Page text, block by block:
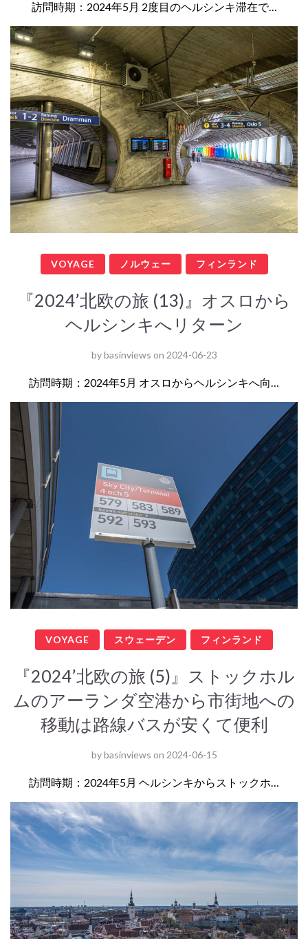
訪問時期：2024年5月 2度目のヘルシンキ滞在で…
VOYAGE ノルウェー フィンランド
『2024’北欧の旅 (13)』オスロから
ヘルシンキへリターン
bybasinviews on 2024-06-23
訪問時期：2024年5月 オスロからヘルシンキへ向…
VOYAGE スウェーデン フィンランド
『2024’北欧の旅 (5)』ストックホル
ムのアーランダ空港から市街地への
移動は路線バスが安くて便利
bybasinviews on 2024-06-15
訪問時期：2024年5月 ヘルシンキからストックホ…